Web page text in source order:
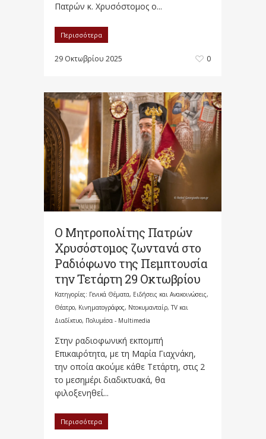
Πατρών κ. Χρυσόστομος ο...
Περισσότερα
29 Οκτωβρίου 2025 0
Ο Μητροπολίτης Πατρών
Χρυσόστομος ζωντανά στο
Ραδιόφωνο της Πεμπτουσία
την Τετάρτη 29 Οκτωβρίου
Κατηγορίες: Γενικά Θέματα, Ειδήσεις και Ανακοινώσεις,
Θέατρο, Κινηματογράφος, Ντοκυμανταίρ, TV και
Διαδίκτυο, Πολυμέσα - Multimedia
Στην ραδιοφωνική εκπομπή
Επικαιρότητα, με τη Μαρία Γιαχνάκη,
την οποία ακούμε κάθε Τετάρτη, στις 2
το μεσημέρι διαδικτυακά, θα
φιλοξενηθεί...
Περισσότερα